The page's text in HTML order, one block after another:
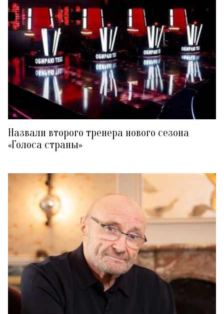
Назвали второго тренера нового сезона
«Голоса страны»